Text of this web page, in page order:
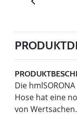
Die
Hose hat eine
von